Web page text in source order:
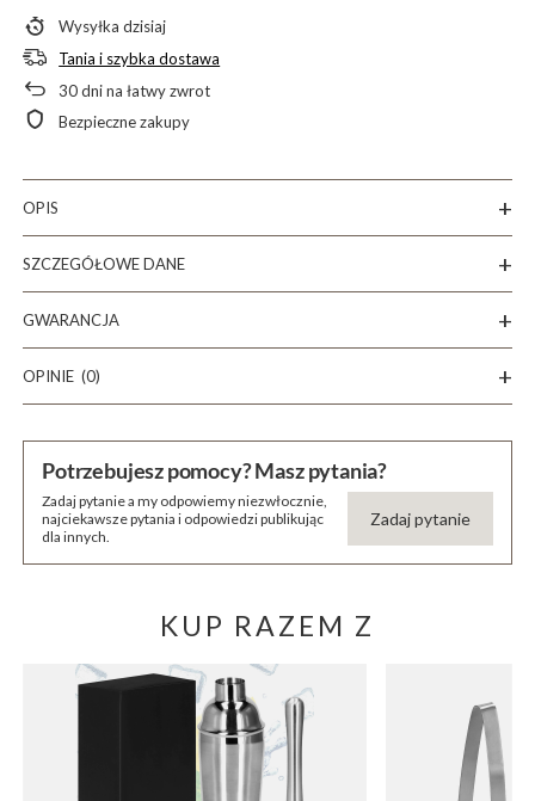
Wysyłkadzisiaj
Tania i szybka dostawa
30dni na łatwy zwrot
Bezpieczne zakupy
OPIS
SZCZEGÓŁOWE DANE
GWARANCJA
OPINIE (0)
Potrzebujesz pomocy? Masz pytania?
Zadaj pytanie a my odpowiemy niezwłocznie,
najciekawsze pytania i odpowiedzi publikując
dla innych.
Zadaj pytanie
KUP RAZEM Z